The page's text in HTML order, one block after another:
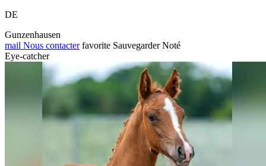
DE
Gunzenhausen
mail Nous contacter favorite Sauvegarder Noté
Eye-catcher